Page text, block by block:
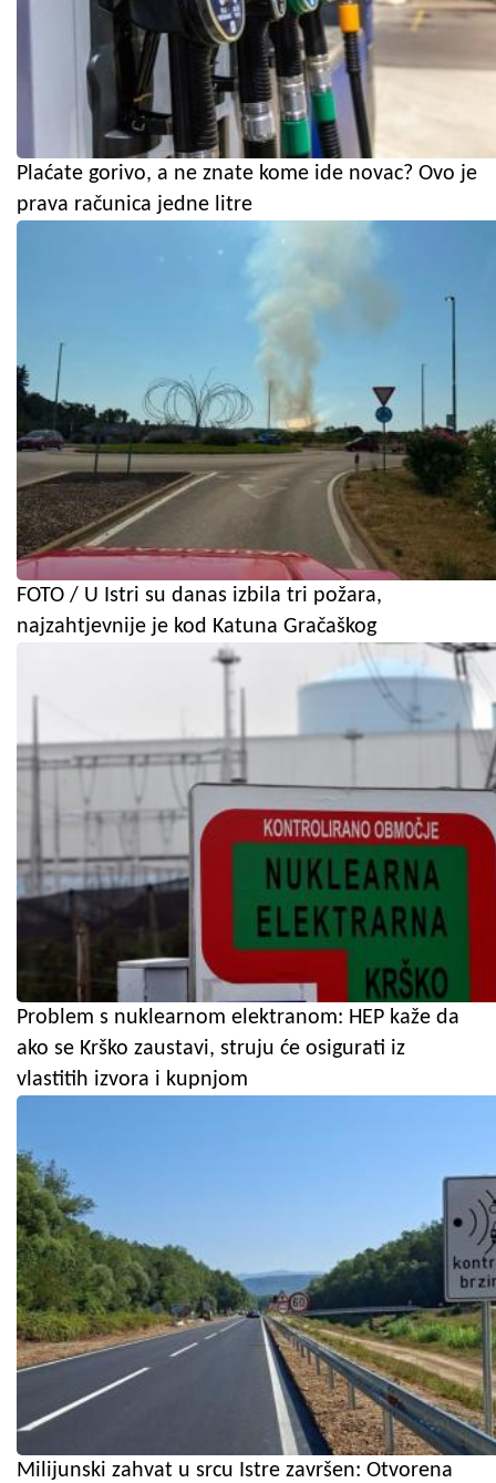
Plaćate gorivo, a ne znate kome ide novac? Ovo je
prava računica jedne litre
FOTO / U Istri su danas izbila tri požara,
najzahtjevnije je kod Katuna Gračaškog
Problem s nuklearnom elektranom: HEP kaže da
ako se Krško zaustavi, struju će osigurati iz
vlastitih izvora i kupnjom
Milijunski zahvat u srcu Istre završen: Otvorena